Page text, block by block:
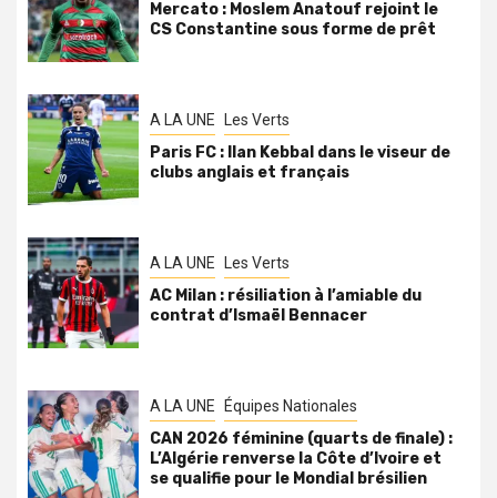
Mercato : Moslem Anatouf rejoint le
CS Constantine sous forme de prêt
A LA UNE Les Verts
Paris FC : Ilan Kebbal dans le viseur de
clubs anglais et français
A LA UNE Les Verts
AC Milan : résiliation à l’amiable du
contrat d’Ismaël Bennacer
A LA UNE Équipes Nationales
CAN 2026 féminine (quarts de finale) :
L’Algérie renverse la Côte d’Ivoire et
se qualifie pour le Mondial brésilien